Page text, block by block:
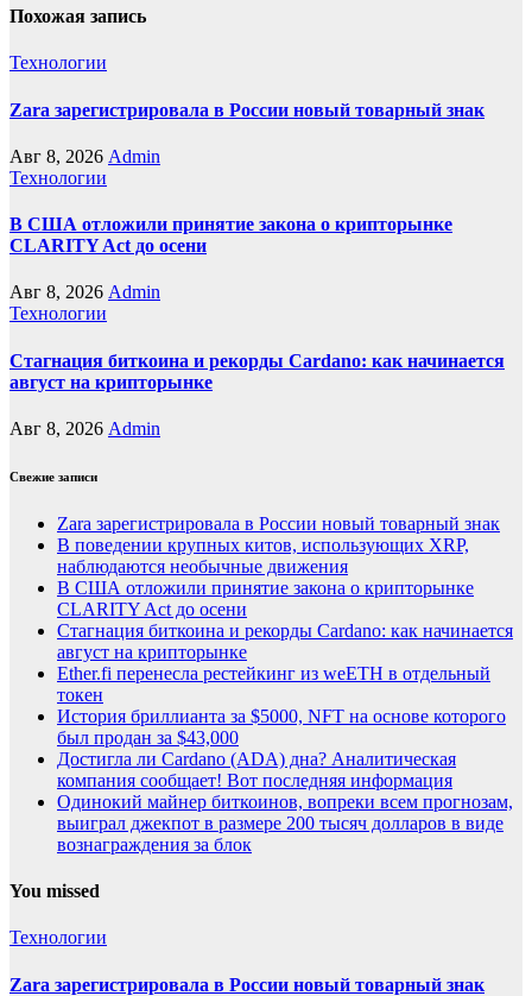
Похожая запись
Технологии
Zara зарегистрировала в России новый товарный знак
Авг 8, 2026 Admin
Технологии
В США отложили принятие закона о крипторынке
CLARITY Act до осени
Авг 8, 2026 Admin
Технологии
Стагнация биткоина и рекорды Cardano: как начинается
август на крипторынке
Авг 8, 2026 Admin
Свежие записи
Zara зарегистрировала в России новый товарный знак
В поведении крупных китов, использующих XRP,
наблюдаются необычные движения
В США отложили принятие закона о крипторынке
CLARITY Act до осени
Стагнация биткоина и рекорды Cardano: как начинается
август на крипторынке
Ether.fi перенесла рестейкинг из weETH в отдельный
токен
История бриллианта за $5000, NFT на основе которого
был продан за $43,000
Достигла ли Cardano (ADA) дна? Аналитическая
компания сообщает! Вот последняя информация
Одинокий майнер биткоинов, вопреки всем прогнозам,
выиграл джекпот в размере 200 тысяч долларов в виде
вознаграждения за блок
You missed
Технологии
Zara зарегистрировала в России новый товарный знак